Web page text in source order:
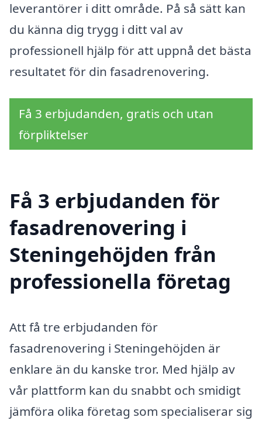
leverantörer i ditt område. På så sätt kan
du känna dig trygg i ditt val av
professionell hjälp för att uppnå det bästa
resultatet för din fasadrenovering.
Få 3 erbjudanden, gratis och utan
förpliktelser
Få 3 erbjudanden för
fasadrenovering i
Steningehöjden från
professionella företag
Att få tre erbjudanden för
fasadrenovering i Steningehöjden är
enklare än du kanske tror. Med hjälp av
vår plattform kan du snabbt och smidigt
jämföra olika företag som specialiserar sig